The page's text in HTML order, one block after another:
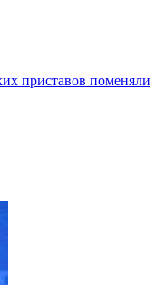
приставов поменяли